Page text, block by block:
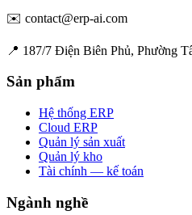
✉️ contact@erp-ai.com
📍 187/7 Điện Biên Phủ, Phường
Sản phẩm
Hệ thống ERP
Cloud ERP
Quản lý sản xuất
Quản lý kho
Tài chính — kế toán
Ngành nghề